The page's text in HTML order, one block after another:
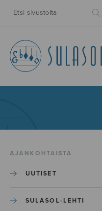
AJANKOHTAISTA
UUTISET
SULASOL-LEHTI